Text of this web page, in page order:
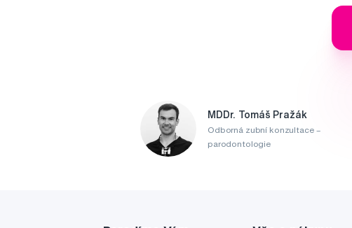
MDDr. Tomáš Pražák
Odborná zubní konzultace –
parodontologie